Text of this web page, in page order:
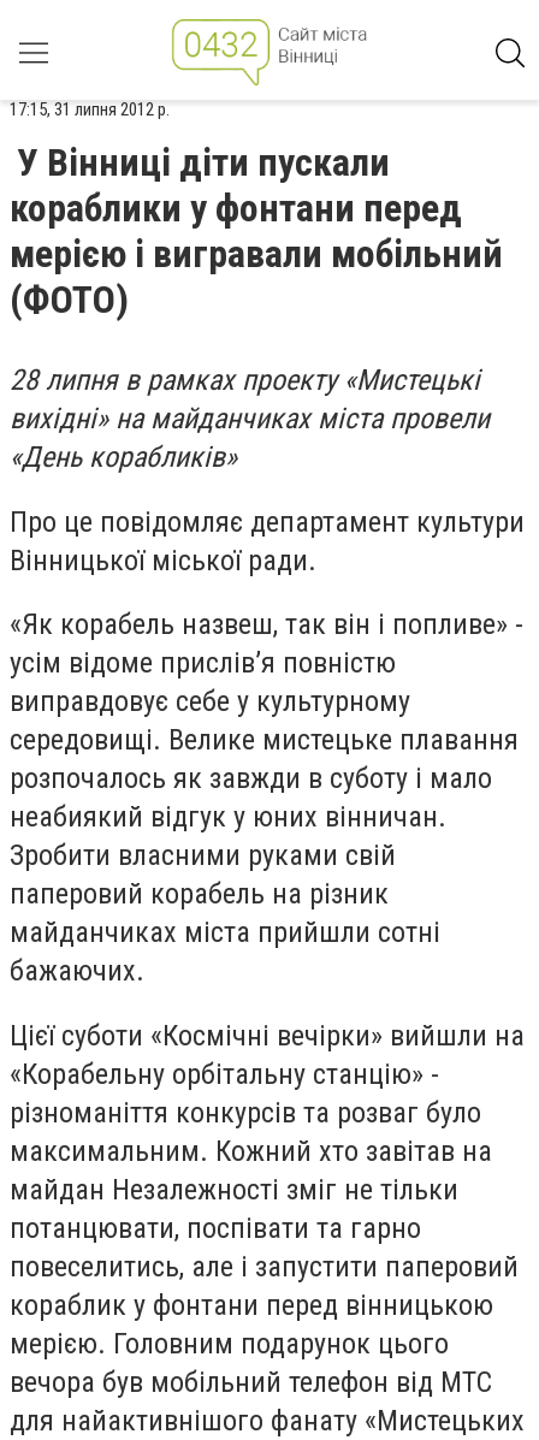
17:15, 31 липня 2012 р.
У Вінниці діти пускали
кораблики у фонтани перед
мерією і вигравали мобільний
(ФОТО)
28 липня в рамках проекту «Мистецькі
вихідні» на майданчиках міста провели
«День корабликів»
Про це повідомляє департамент культури
Вінницької міської ради.
«Як корабель назвеш, так він і попливе» -
усім відоме прислів’я повністю
виправдовує себе у культурному
середовищі. Велике мистецьке плавання
розпочалось як завжди в суботу і мало
неабиякий відгук у юних вінничан.
Зробити власними руками свій
паперовий корабель на різник
майданчиках міста прийшли сотні
бажаючих.
Цієї суботи «Космічні вечірки» вийшли на
«Корабельну орбітальну станцію» -
різноманіття конкурсів та розваг було
максимальним. Кожний хто завітав на
майдан Незалежності зміг не тільки
потанцювати, поспівати та гарно
повеселитись, але і запустити паперовий
кораблик у фонтани перед вінницькою
мерією. Головним подарунок цього
вечора був мобільний телефон від МТС
для найактивнішого фанату «Мистецьких